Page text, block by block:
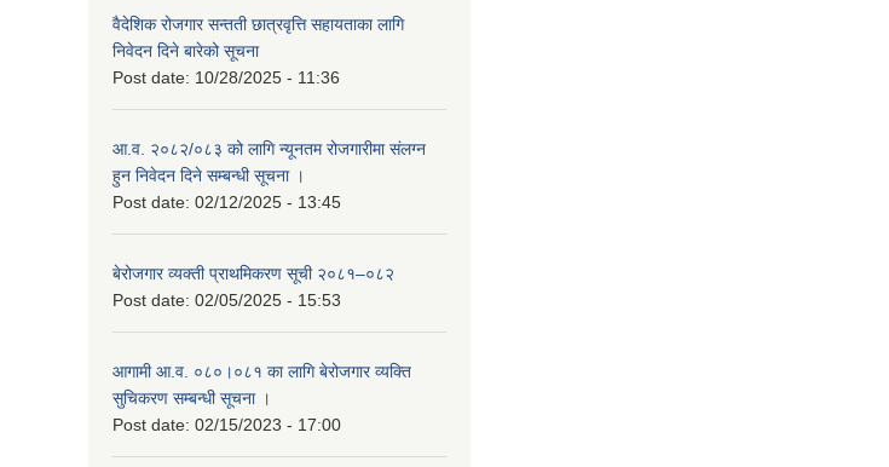
वैदेशिक रोजगार सन्तती छात्रवृत्ति सहायताका लागि
निवेदन दिने बारेको सूचना
Post date: 10/28/2025 - 11:36
आ.व. २०८२/०८३ को लागि न्यूनतम रोजगारीमा संलग्न
हुन निवेदन दिने सम्बन्धी सूचना ।
Post date: 02/12/2025 - 13:45
बेरोजगार व्यक्ती प्राथमिकरण सूची २०८१–०८२
Post date: 02/05/2025 - 15:53
आगामी आ.व. ०८०।०८१ का लागि बेरोजगार व्यक्ति
सुचिकरण सम्बन्धी सूचना ।
Post date: 02/15/2023 - 17:00